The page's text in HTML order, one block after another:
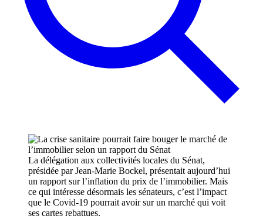
La délégation aux collectivités locales du Sénat,
présidée par Jean-Marie Bockel, présentait aujourd’hui
un rapport sur l’inflation du prix de l’immobilier. Mais
ce qui intéresse désormais les sénateurs, c’est l’impact
que le Covid-19 pourrait avoir sur un marché qui voit
ses cartes rebattues.